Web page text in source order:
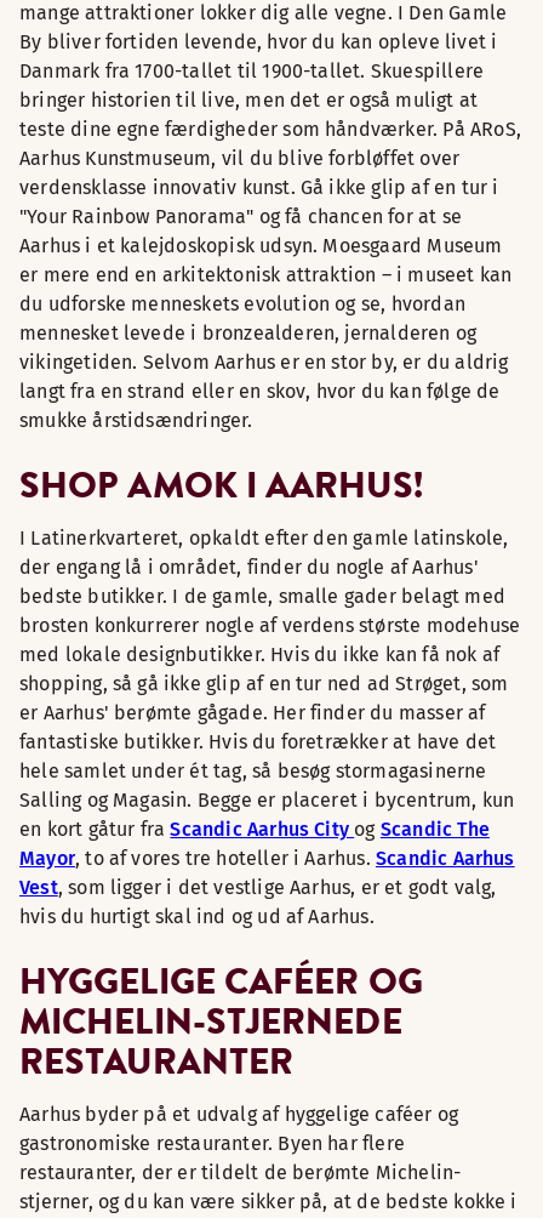
mange attraktioner lokker dig alle vegne. I Den Gamle
By bliver fortiden levende, hvor du kan opleve livet i
Danmark fra 1700-tallet til 1900-tallet. Skuespillere
bringer historien til live, men det er også muligt at
teste dine egne færdigheder som håndværker. På ARoS,
Aarhus Kunstmuseum, vil du blive forbløffet over
verdensklasse innovativ kunst. Gå ikke glip af en tur i
"Your Rainbow Panorama" og få chancen for at se
Aarhus i et kalejdoskopisk udsyn. Moesgaard Museum
er mere end en arkitektonisk attraktion – i museet kan
du udforske menneskets evolution og se, hvordan
mennesket levede i bronzealderen, jernalderen og
vikingetiden. Selvom Aarhus er en stor by, er du aldrig
langt fra en strand eller en skov, hvor du kan følge de
smukke årstidsændringer.
SHOP AMOK I AARHUS!
I Latinerkvarteret, opkaldt efter den gamle latinskole,
der engang lå i området, finder du nogle af Aarhus'
bedste butikker. I de gamle, smalle gader belagt med
brosten konkurrerer nogle af verdens største modehuse
med lokale designbutikker. Hvis du ikke kan få nok af
shopping, så gå ikke glip af en tur ned ad Strøget, som
er Aarhus' berømte gågade. Her finder du masser af
fantastiske butikker. Hvis du foretrækker at have det
hele samlet under ét tag, så besøg stormagasinerne
Salling og Magasin. Begge er placeret i bycentrum, kun
en kort gåtur fraScandic Aarhus City og Scandic The
Mayor, to af vores tre hoteller i Aarhus. Scandic Aarhus
Vest, som ligger i det vestlige Aarhus, er et godt valg,
hvis du hurtigt skal ind og ud af Aarhus.
HYGGELIGE CAFÉER OG
MICHELIN-STJERNEDE
RESTAURANTER
Aarhus byder på et udvalg af hyggelige caféer og
gastronomiske restauranter. Byen har flere
restauranter, der er tildelt de berømte Michelin-
stjerner, og du kan være sikker på, at de bedste kokke i